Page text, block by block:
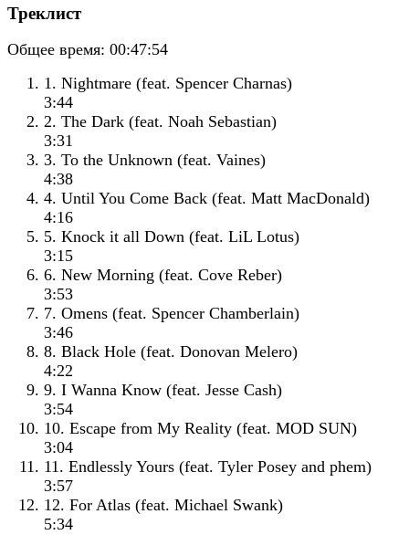
Треклист
Общее время: 00:47:54
1. Nightmare (feat. Spencer Charnas)
3:44
2. The Dark (feat. Noah Sebastian)
3:31
3. To the Unknown (feat. Vaines)
4:38
4. Until You Come Back (feat. Matt MacDonald)
4:16
5. Knock it all Down (feat. LiL Lotus)
3:15
6. New Morning (feat. Cove Reber)
3:53
7. Omens (feat. Spencer Chamberlain)
3:46
8. Black Hole (feat. Donovan Melero)
4:22
9. I Wanna Know (feat. Jesse Cash)
3:54
10. Escape from My Reality (feat. MOD SUN)
3:04
11. Endlessly Yours (feat. Tyler Posey and phem)
3:57
12. For Atlas (feat. Michael Swank)
5:34